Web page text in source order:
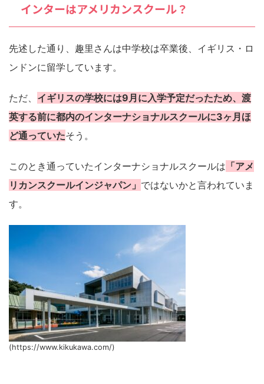
インターはアメリカンスクール？
先述した通り、趣里さんは中学校は卒業後、イギリス・ロ
ンドンに留学しています。
ただ、 イギリスの学校には9月に入学予定だったため、渡
英する前に都内のインターナショナルスクールに3ヶ月ほ
ど通っていたそう。
このとき通っていたインターナショナルスクールは 「アメ
リカンスクールインジャパン」 ではないかと言われていま
す。
(https://www.kikukawa.com/)